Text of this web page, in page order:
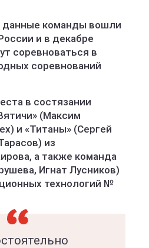
данные команды вошли
и в декабре
соревноваться в
соревнований
в состязании
(Максим
и «Титаны» (Сергей
из
а также команда
Игнат Лусников)
технологий №